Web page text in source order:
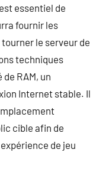
essentiel de
fournir les
le serveur de
techniques
RAM, un
Internet stable. Il
cible afin de
de jeu